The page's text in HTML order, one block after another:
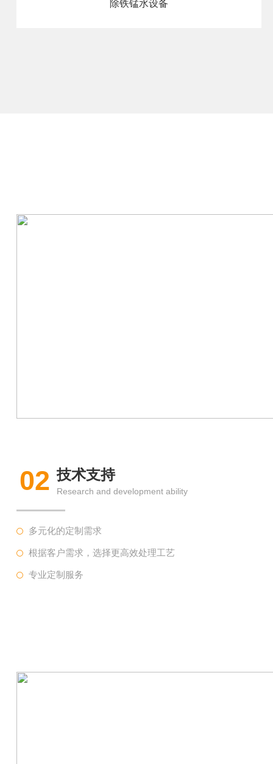
除铁锰水设备
02 技术支持
Research and development ability
多元化的定制需求
根据客户需求，选择更高效处理工艺
专业定制服务